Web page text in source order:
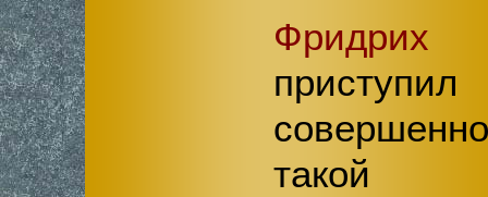
Фридрих
такой